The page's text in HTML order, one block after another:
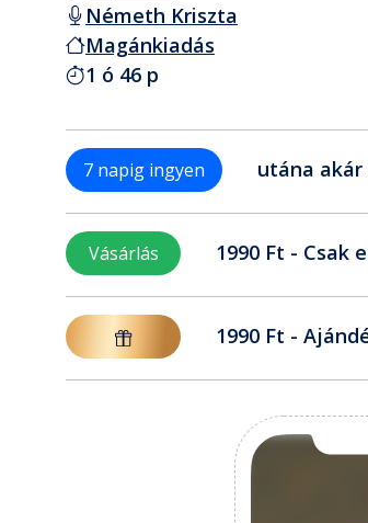
Németh Kriszta
Magánkiadás
1 ó 46 p
7 napig ingyen utána akár
Vásárlás 1990 Ft - Csak
1990 Ft -